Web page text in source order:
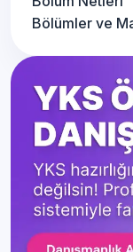
Bölümler ve